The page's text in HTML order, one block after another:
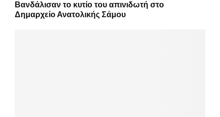
Βανδάλισαν το κυτίο του απινιδωτή στο
Δημαρχείο Ανατολικής Σάμου